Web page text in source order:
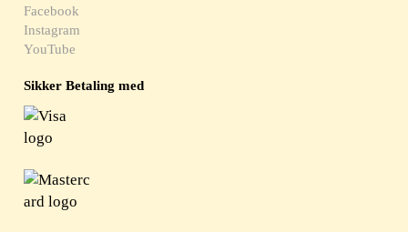
Facebook
Instagram
YouTube
Sikker Betaling med